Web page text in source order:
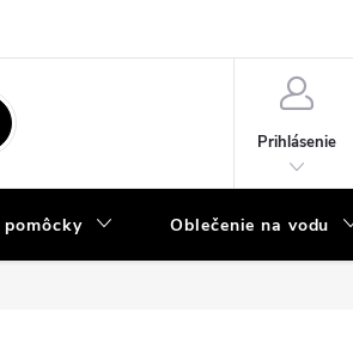
Prihlásenie
pomôcky Oblečenie na vodu